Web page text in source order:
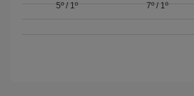
5º/ 1º
7º/ 1º